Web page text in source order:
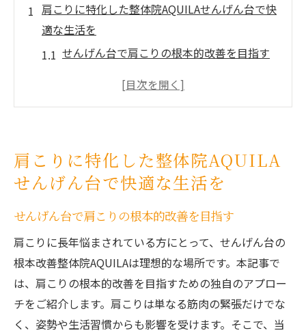
肩こりに特化した整体院AQUILAせんげん台で快
適な生活を
せんげん台で肩こりの根本的改善を目指す
肩こりに効く最新技術と伝統技法の融合
ケア
通いやすい立地とリラックスできる環境
肩こり解消を目指すオーダーメイド施術
肩こりの悩みを根本から解決するAQUILAのアプ
ローチ
肩こりの原因を徹底的に分析するカウンセ
リング
筋肉の緊張をほぐす専門的な施術法
肩こりに特化した整体院AQUILA
せんげん台で快適な生活を
せんげん台で肩こりの根本的改善を目指す
肩こりに長年悩まされている方にとって、せんげん台の
根本改善整体院AQUILAは理想的な場所です。本記事で
は、肩こりの根本的改善を目指すための独自のアプロー
チをご紹介します。肩こりは単なる筋肉の緊張だけでな
く、姿勢や生活習慣からも影響を受けます。そこで、当